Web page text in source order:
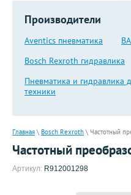
Производители
Aventics пневматика
Bosch Rexroth гидравлика
Пневматика и гидравлика
техники
Главная\ Bosch Rexroth\ Частотный
Частотный
Артикул: R912001298